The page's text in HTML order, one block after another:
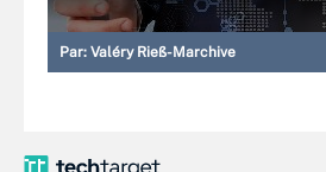
Par: Valéry Rieß-Marchive